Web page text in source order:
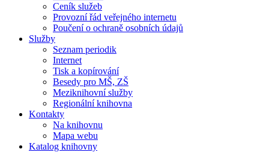
Ceník služeb
Provozní řád veřejného internetu
Poučení o ochraně osobních údajů
Služby
Seznam periodik
Internet
Tisk a kopírování
Besedy pro MŠ, ZŠ
Meziknihovní služby
Regionální knihovna
Kontakty
Na knihovnu
Mapa webu
Katalog knihovny